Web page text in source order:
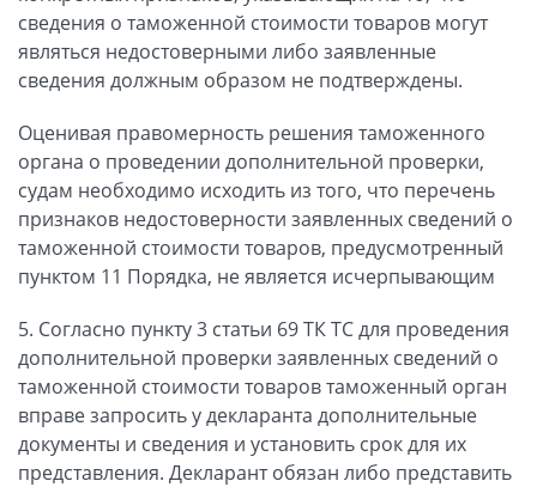
сведения о таможенной стоимости товаров могут
являться недостоверными либо заявленные
сведения должным образом не подтверждены.
Оценивая правомерность решения таможенного
органа о проведении дополнительной проверки,
судам необходимо исходить из того, что перечень
признаков недостоверности заявленных сведений о
таможенной стоимости товаров, предусмотренный
пунктом 11 Порядка, не является исчерпывающим
5. Согласно пункту 3 статьи 69 ТК ТС для проведения
дополнительной проверки заявленных сведений о
таможенной стоимости товаров таможенный орган
вправе запросить у декларанта дополнительные
документы и сведения и установить срок для их
представления. Декларант обязан либо представить